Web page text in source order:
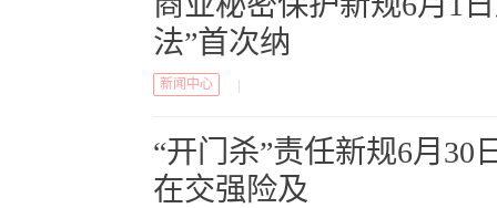
法”首次纳
新闻中心
“开门杀”责任新规6月30
在交强险及